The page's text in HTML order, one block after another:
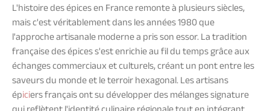
L'histoire des épices en France remonte à plusieurs siècles,
mais c'est véritablement dans les années 1980 que
l'approche artisanale moderne a pris son essor. La tradition
française des épices s'est enrichie au fil du temps grâce aux
échanges commerciaux et culturels, créant un pont entre les
saveurs du monde et le terroir hexagonal. Les artisans
épiciers français ont su développer des mélanges signature